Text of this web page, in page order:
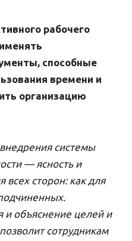
рабочего
способные
времени и
организацию
системы
— ясность и
всех сторон: как для
и объяснение целей и
сотрудникам